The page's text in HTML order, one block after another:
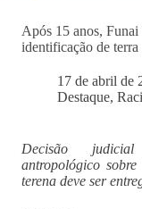
Após 15 anos,
identificação de
17 de abril de
Destaque,
Decisão
antropológico
terena deve ser